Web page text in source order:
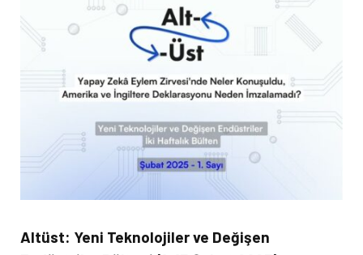
Altüst: Yeni Teknolojiler ve Değişen